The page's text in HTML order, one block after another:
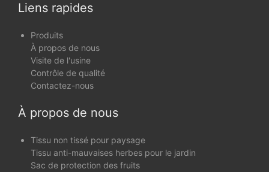
Liens rapides
Produits
À propos de nous
Visite de l'usine
Contrôle de qualité
Contactez-nous
À propos de nous
Tissu non tissé pour paysage
Tissu anti-mauvaises herbes pour le jardin
Sac de protection des fruits